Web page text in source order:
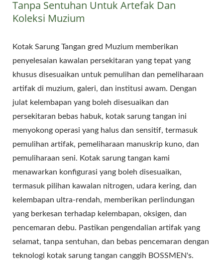
Tanpa Sentuhan Untuk Artefak Dan
Koleksi Muzium
Kotak Sarung Tangan gred Muzium memberikan
penyelesaian kawalan persekitaran yang tepat yang
khusus disesuaikan untuk pemulihan dan pemeliharaan
artifak di muzium, galeri, dan institusi awam. Dengan
julat kelembapan yang boleh disesuaikan dan
persekitaran bebas habuk, kotak sarung tangan ini
menyokong operasi yang halus dan sensitif, termasuk
pemulihan artifak, pemeliharaan manuskrip kuno, dan
pemuliharaan seni. Kotak sarung tangan kami
menawarkan konfigurasi yang boleh disesuaikan,
termasuk pilihan kawalan nitrogen, udara kering, dan
kelembapan ultra-rendah, memberikan perlindungan
yang berkesan terhadap kelembapan, oksigen, dan
pencemaran debu. Pastikan pengendalian artifak yang
selamat, tanpa sentuhan, dan bebas pencemaran dengan
teknologi kotak sarung tangan canggih BOSSMEN's.